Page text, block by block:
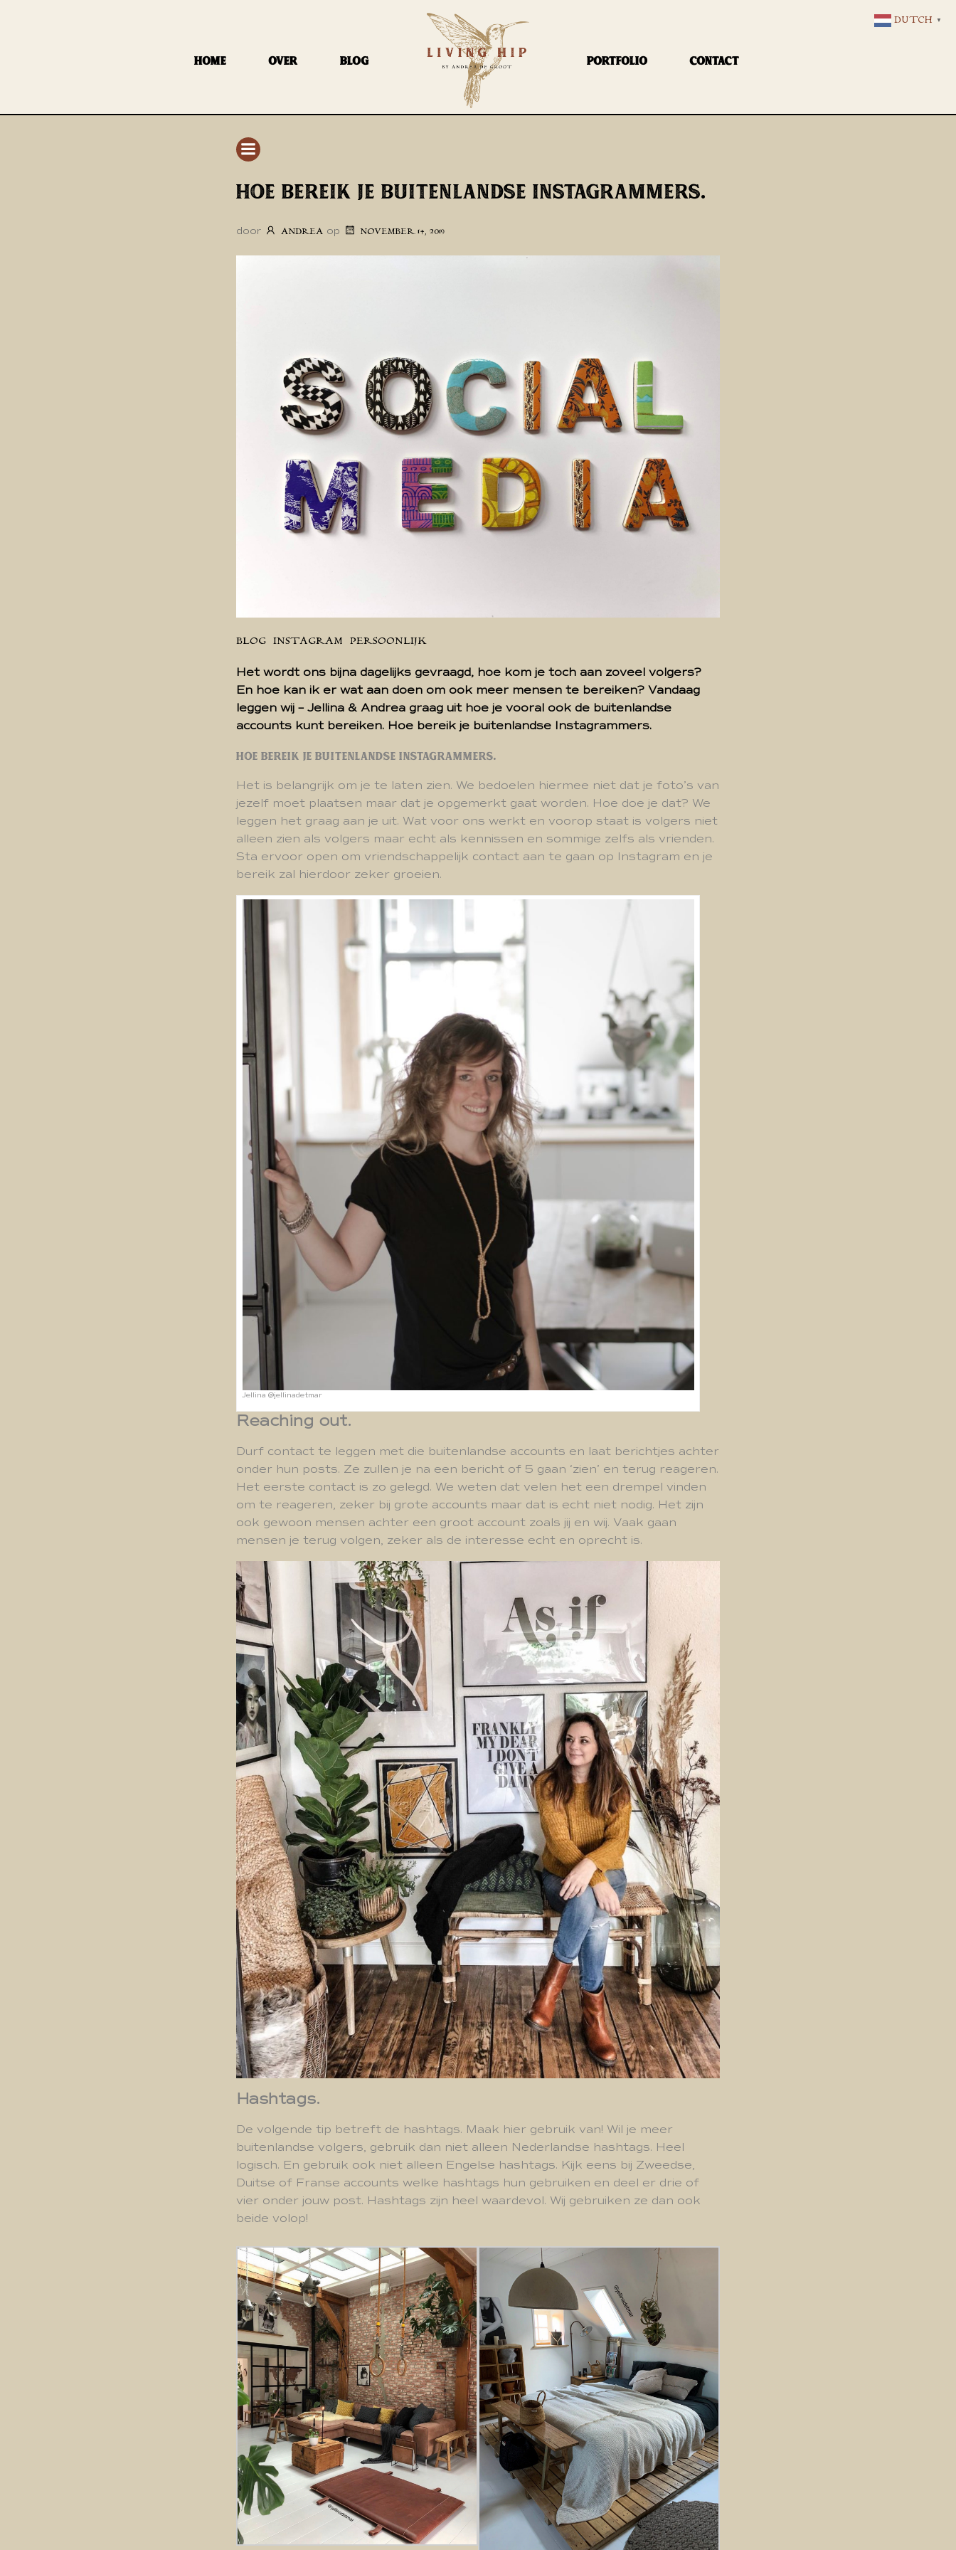
HOME OVER BLOG PORTFOLIO CONTACT
HOE BEREIK JE BUITENLANDSE INSTAGRAMMERS.
door ANDREA op NOVEMBER 14, 2019
BLOG INSTAGRAM PERSOONLIJK
Het wordt ons bijna dagelijks gevraagd, hoe kom je toch aan zoveel volgers?
En hoe kan ik er wat aan doen om ook meer mensen te bereiken? Vandaag
leggen wij – Jellina & Andrea graag uit hoe je vooral ook de buitenlandse
accounts kunt bereiken. Hoe bereik je buitenlandse Instagrammers.
Hoe bereik je buitenlandse Instagrammers.
Het is belangrijk om je te laten zien. We bedoelen hiermee niet dat je foto’s van
jezelf moet plaatsen maar dat je opgemerkt gaat worden. Hoe doe je dat? We
leggen het graag aan je uit. Wat voor ons werkt en voorop staat is volgers niet
alleen zien als volgers maar echt als kennissen en sommige zelfs als vrienden.
Sta ervoor open om vriendschappelijk contact aan te gaan op Instagram en je
bereik zal hierdoor zeker groeien.
Jellina @jellinadetmar
Reaching out.
Durf contact te leggen met die buitenlandse accounts en laat berichtjes achter
onder hun posts. Ze zullen je na een bericht of 5 gaan ‘zien’ en terug reageren.
Het eerste contact is zo gelegd. We weten dat velen het een drempel vinden
om te reageren, zeker bij grote accounts maar dat is echt niet nodig. Het zijn
ook gewoon mensen achter een groot account zoals jij en wij. Vaak gaan
mensen je terug volgen, zeker als de interesse echt en oprecht is.
Hashtags.
De volgende tip betreft de hashtags. Maak hier gebruik van! Wil je meer
buitenlandse volgers, gebruik dan niet alleen Nederlandse hashtags. Heel
logisch. En gebruik ook niet alleen Engelse hashtags. Kijk eens bij Zweedse,
Duitse of Franse accounts welke hashtags hun gebruiken en deel er drie of
vier onder jouw post. Hashtags zijn heel waardevol. Wij gebruiken ze dan ook
beide volop!
DUTCH ▼